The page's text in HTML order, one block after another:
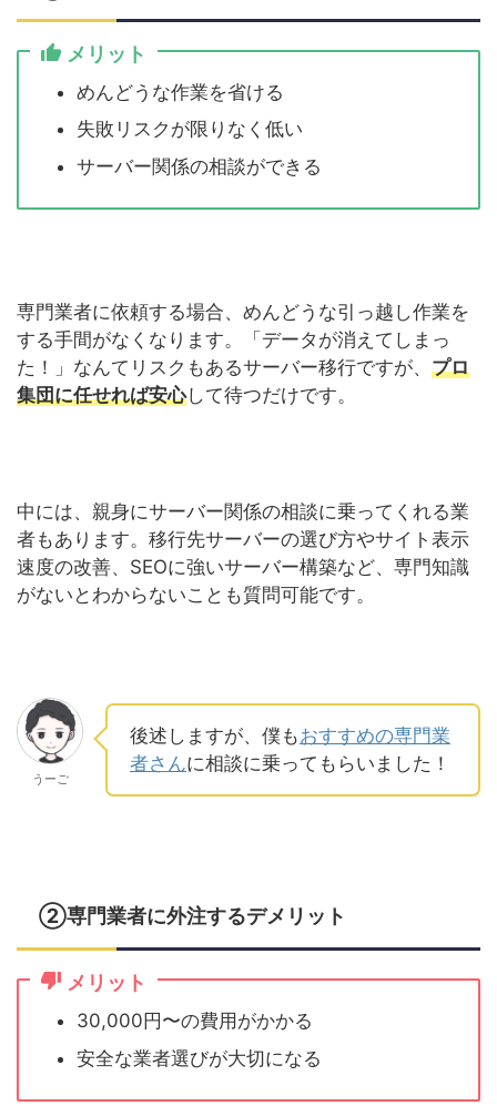
メリット
めんどうな作業を省ける
失敗リスクが限りなく低い
サーバー関係の相談ができる
専門業者に依頼する場合、めんどうな引っ越し作業を
する手間がなくなります。「データが消えてしまっ
た！」なんてリスクもあるサーバー移行ですが、 プロ
集団に任せれば安心して待つだけです。
中には、親身にサーバー関係の相談に乗ってくれる業
者もあります。移行先サーバーの選び方やサイト表示
速度の改善、SEOに強いサーバー構築など、専門知識
がないとわからないことも質問可能です。
うーご
後述しますが、僕もおすすめの専門業
者さんに相談に乗ってもらいました！
②専門業者に外注するデメリット
メリット
30,000円〜の費用がかかる
安全な業者選びが大切になる